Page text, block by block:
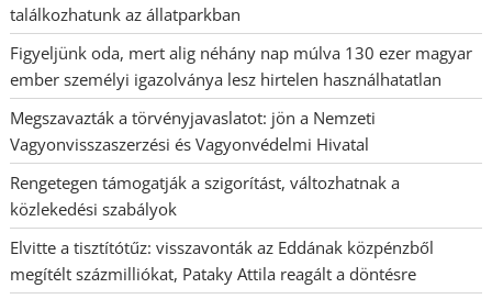
találkozhatunk az állatparkban
Figyeljünk oda, mert alig néhány nap múlva 130 ezer magyar
ember személyi igazolványa lesz hirtelen használhatatlan
Megszavazták a törvényjavaslatot: jön a Nemzeti
Vagyonvisszaszerzési és Vagyonvédelmi Hivatal
Rengetegen támogatják a szigorítást, változhatnak a
közlekedési szabályok
Elvitte a tisztítótűz: visszavonták az Eddának közpénzből
megítélt százmilliókat, Pataky Attila reagált a döntésre